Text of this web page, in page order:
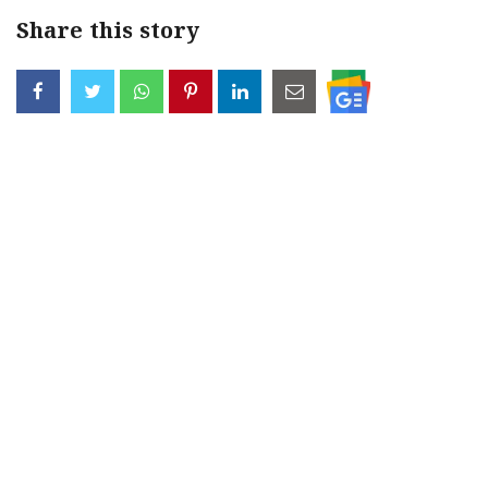
Share this story